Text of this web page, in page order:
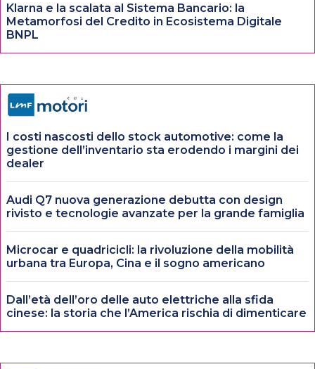
Klarna e la scalata al Sistema Bancario: la
Metamorfosi del Credito in Ecosistema Digitale
BNPL
I costi nascosti dello stock automotive: come la
gestione dell’inventario sta erodendo i margini dei
dealer
Audi Q7 nuova generazione debutta con design
rivisto e tecnologie avanzate per la grande famiglia
Microcar e quadricicli: la rivoluzione della mobilità
urbana tra Europa, Cina e il sogno americano
Dall’età dell’oro delle auto elettriche alla sfida
cinese: la storia che l’America rischia di dimenticare